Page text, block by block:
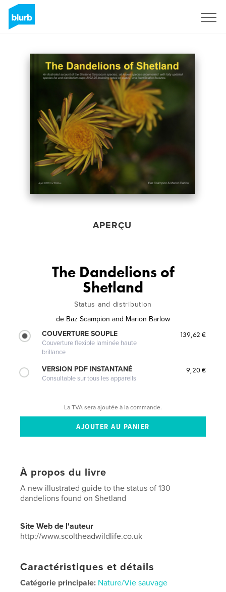
APERÇU
The Dandelions of
Shetland
Status and distribution
de Baz Scampion and Marion Barlow
COUVERTURE SOUPLE
Couverture flexible laminée haute
brillance
139,62 €
VERSION PDF INSTANTANÉ
Consultable sur tous les appareils
9,20 €
La TVA sera ajoutée à la commande.
À propos du livre
A new illustrated guide to the status of 130
dandelions found on Shetland
Site Web de l'auteur
http://www.scoltheadwildlife.co.uk
Caractéristiques et détails
Catégorie principale: Nature/Vie sauvage